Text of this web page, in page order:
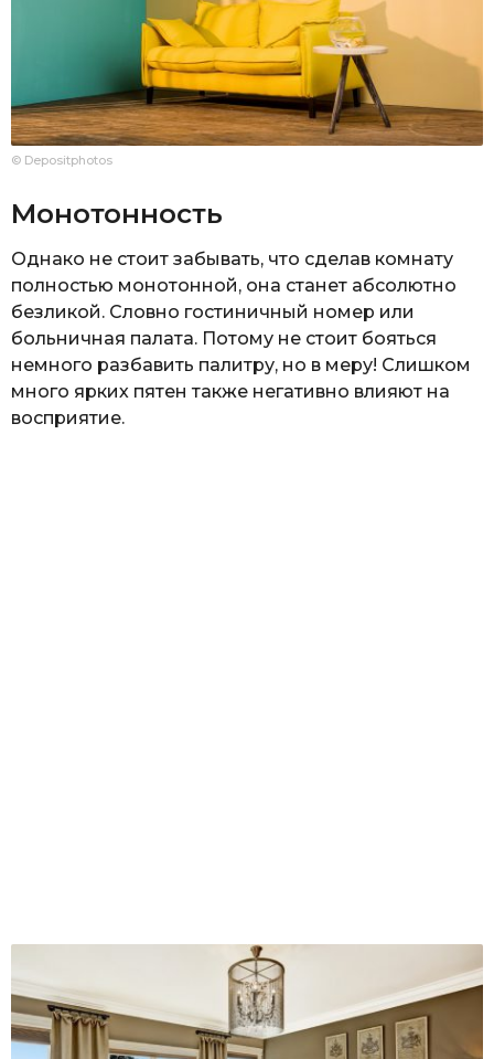
© Depositphotos
Монотонность
Однако не стоит забывать, что сделав комнату
полностью монотонной, она станет абсолютно
безликой. Словно гостиничный номер или
больничная палата. Потому не стоит бояться
немного разбавить палитру, но в меру! Слишком
много ярких пятен также негативно влияют на
восприятие.